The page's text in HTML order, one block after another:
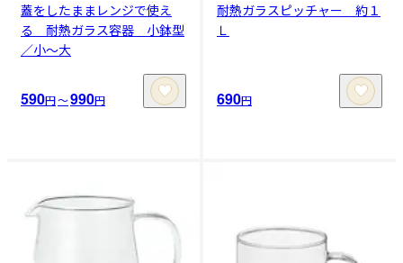
蓋をしたままレンジで使え
る 耐熱ガラス容器 小鉢型
／小～大
590円〜990円
耐熱ガラスピッチャー 約１
Ｌ
690円